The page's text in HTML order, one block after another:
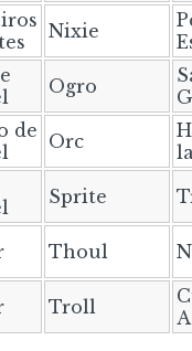
Nixie
Ogro
de Orc
Sprite
Thoul
Troll